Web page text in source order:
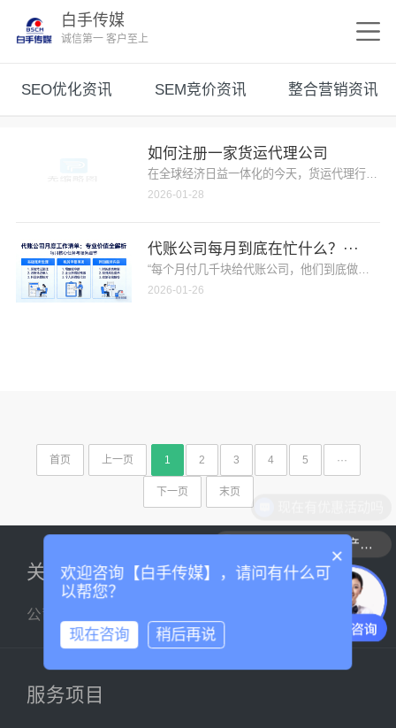
白手传媒
诚信第一 客户至上
SEO优化资讯 SEM竞价资讯 整合营销资讯
如何注册一家货运代理公司
在全球经济日益一体化的今天，货运代理行业被
2026-01-28
代账公司每月到底在忙什么？···
“每个月付几千块给代账公司，他们到底做了哪
2026-01-26
首页 上一页 1 2 3 4 5 ···
下一页 末页
关于我们
公司简介
服务项目
可以介绍下你们的产品么
×
欢迎咨询【白手传媒】，请问有什么可
以帮您？
现在咨询 稍后再说